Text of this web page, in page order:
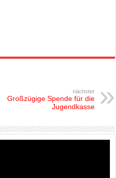
nächster
Großzügige Spende für die
Jugendkasse